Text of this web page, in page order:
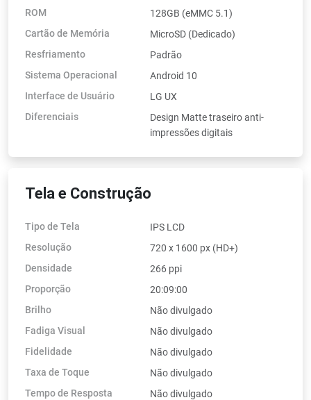
ROM
128GB (eMMC 5.1)
Cartão de Memória
MicroSD (Dedicado)
Resfriamento
Padrão
Sistema Operacional
Android 10
Interface de Usuário
LG UX
Diferenciais
Design Matte traseiro anti-
impressões digitais
Tela e Construção
Tipo de Tela
IPS LCD
Resolução
720 x 1600 px (HD+)
Densidade
266 ppi
Proporção
20:09:00
Brilho
Não divulgado
Fadiga Visual
Não divulgado
Fidelidade
Não divulgado
Taxa de Toque
Não divulgado
Tempo de Resposta
Não divulgado